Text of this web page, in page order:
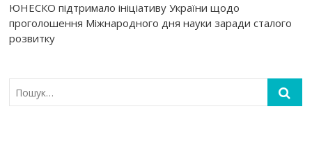
ЮНЕСКО підтримало ініціативу України щодо
проголошення Міжнародного дня науки заради сталого
розвитку